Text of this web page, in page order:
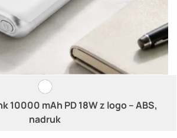
10000 mAh PD 18W z logo – ABS,
nadruk